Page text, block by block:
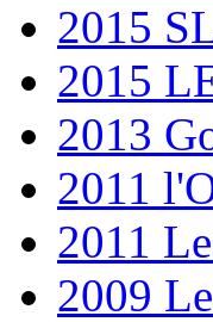
2015
2015
2013
2011
2011
2009